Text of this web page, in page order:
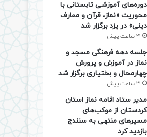
دوره‌های آموزشی تابستانی با
محوریت «نماز، قرآن و معارف
دینی» در یزد برگزار شد
21 ساعت پیش
جلسه دهه فرهنگی مسجد و
نماز در آموزش و پرورش
چهارمحال و بختیاری برگزار شد
21 ساعت پیش
مدیر ستاد اقامه نماز استان
کردستان از موکب‌های
مسیرهای منتهی به سنندج
بازدید کرد